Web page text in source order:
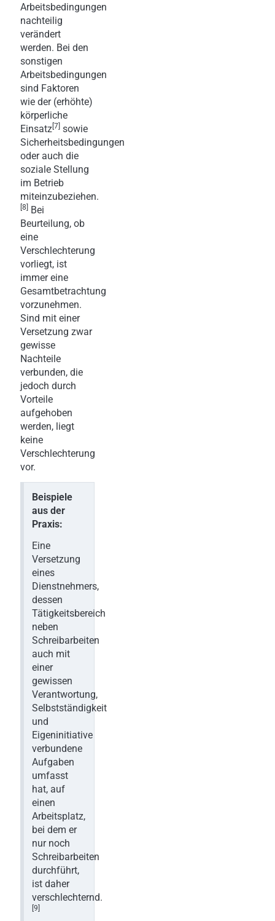
Arbeitsbedingungen
nachteilig
verändert
werden. Bei den
sonstigen
Arbeitsbedingungen
sind Faktoren
wie der (erhöhte)
körperliche
Einsatz [7] sowie
Sicherheitsbedingungen
oder auch die
soziale Stellung
im Betrieb
miteinzubeziehen.
[8]
Bei
Beurteilung, ob
eine
Verschlechterung
vorliegt, ist
immer eine
Gesamtbetrachtung
vorzunehmen.
Sind mit einer
Versetzung zwar
gewisse
Nachteile
verbunden, die
jedoch durch
Vorteile
aufgehoben
werden, liegt
keine
Verschlechterung
vor.
Beispiele
aus der
Praxis:
Eine
Versetzung
eines
Dienstnehmers,
dessen
Tätigkeitsbereich
neben
Schreibarbeiten
auch mit
einer
gewissen
Verantwortung,
Selbstständigkeit
und
Eigeninitiative
verbundene
Aufgaben
umfasst
hat, auf
einen
Arbeitsplatz,
bei dem er
nur noch
Schreibarbeiten
durchführt,
ist daher
verschlechternd.
[9]